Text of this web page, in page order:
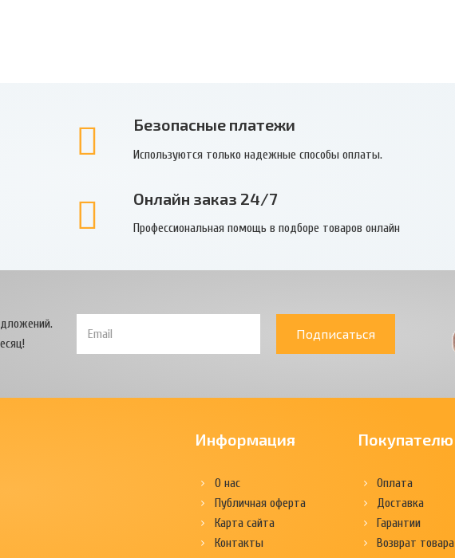
Безопасные платежи
Используются только надежные способы оплаты.
Онлайн заказ 24/7
Профессиональная помощь в подборе товаров онлайн
Подписаться
Информация
О нас
Публичная оферта
Карта сайта
Контакты
Покупателю
Оплата
Доставка
Гарантии
Возврат товара